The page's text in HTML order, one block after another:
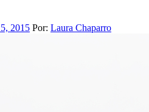
2015 Por: Laura Chaparro